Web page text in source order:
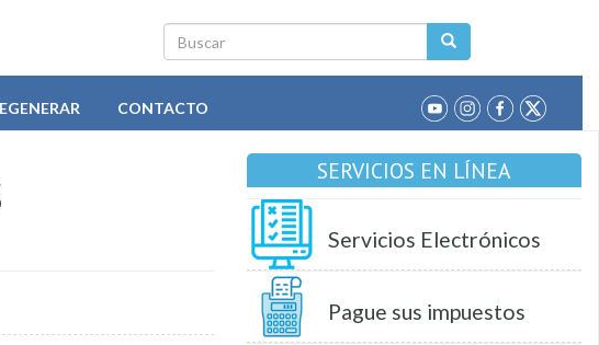
Buscar
CONTACTO
SERVICIOS EN LÍNEA
Servicios Electrónicos
Pague sus impuestos